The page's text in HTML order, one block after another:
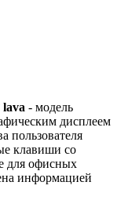
lava - модель
дисплеем
пользователя
клавиши со
для офисных
информацией